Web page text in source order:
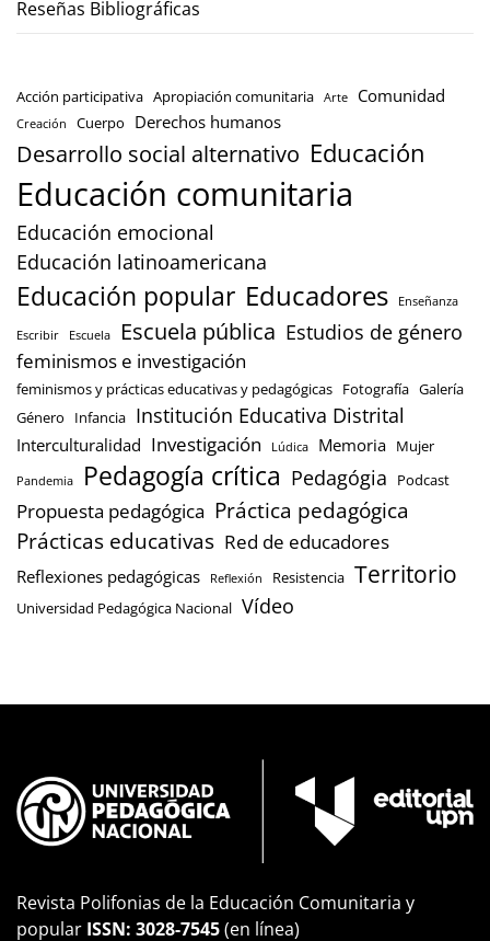
Reseñas Bibliográficas
Acción participativa Apropiación comunitaria Arte Comunidad
Creación Cuerpo Derechos humanos
Desarrollo social alternativo Educación
Educación comunitaria
Educación emocional
Educación latinoamericana
Educación popular Educadores Enseñanza
Escribir Escuela Escuela pública Estudios de género
feminismos e investigación
feminismos y prácticas educativas y pedagógicas Fotografía Galería
Género
Infancia Institución Educativa Distrital
Interculturalidad Investigación Lúdica Memoria Mujer
Pandemia Pedagogía crítica Pedagógia Podcast
Propuesta pedagógica Práctica pedagógica
Prácticas educativas Red de educadores
Reflexiones pedagógicas Reflexión Resistencia Territorio
Universidad Pedagógica Nacional Vídeo
Revista Polifonias de la Educación Comunitaria y
popular ISSN: 3028-7545(en línea)